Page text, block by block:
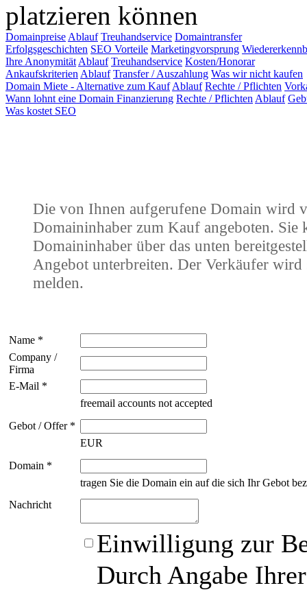
platzieren können
Domainpreise Ablauf Treuhandservice Domaintransfer
Erfolgsgeschichten SEO Vorteile Marketingvorsprung
Ihre Anonymität Ablauf Treuhandservice Kosten/Honorar
Ankaufskriterien Ablauf Transfer / Auszahlung Was wir nicht kaufen
Domain Miete - Alternative zum Kauf Ablauf Rechte / Pflichten
Wann lohnt eine Domain Finanzierung Rechte / Pflichten Ablauf
Was kostet SEO
Die von Ihnen aufgerufene Domain wird
Domaininhaber zum Kauf angeboten. Sie
Domaininhaber über das unten
Angebot unterbreiten. Der Verkäufer wird
melden.
Name *
Company /
Firma
E-Mail *
freemail accounts not accepted
Gebot / Offer *
EUR
Domain *
tragen Sie die Domain ein auf die sich Ihr Gebot
Nachricht
Einwilligung zur
Durch Angabe